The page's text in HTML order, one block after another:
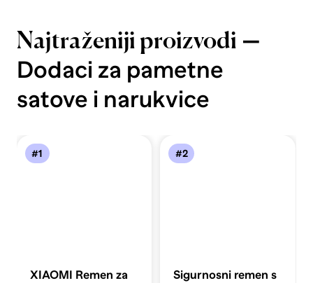
Najtraženiji proizvodi —
Dodaci za pametne
satove i narukvice
#1
XIAOMI Remen za
#2
Sigurnosni remen s